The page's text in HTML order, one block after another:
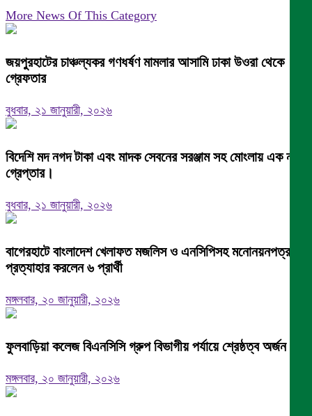
More News Of This Category
জয়পুরহাটের চাঞ্চল্যকর গণধর্ষণ মামলার আসামি ঢাকা উওরা থেকে
গ্রেফতার
বুধবার, ২১ জানুয়ারী, ২০২৬
বিদেশি মদ নগদ টাকা এবং মাদক সেবনের সরঞ্জাম সহ মোংলায় এক নারী
গ্রেপ্তার।
বুধবার, ২১ জানুয়ারী, ২০২৬
বাগেরহাটে বাংলাদেশ খেলাফত মজলিস ও এনসিপিসহ মনোনয়নপত্র
প্রত্যাহার করলেন ৬ প্রার্থী
মঙ্গলবার, ২০ জানুয়ারী, ২০২৬
ফুলবাড়িয়া কলেজ বিএনসিসি গ্রুপ বিভাগীয় পর্যায়ে শ্রেষ্ঠত্ব অর্জন।
মঙ্গলবার, ২০ জানুয়ারী, ২০২৬